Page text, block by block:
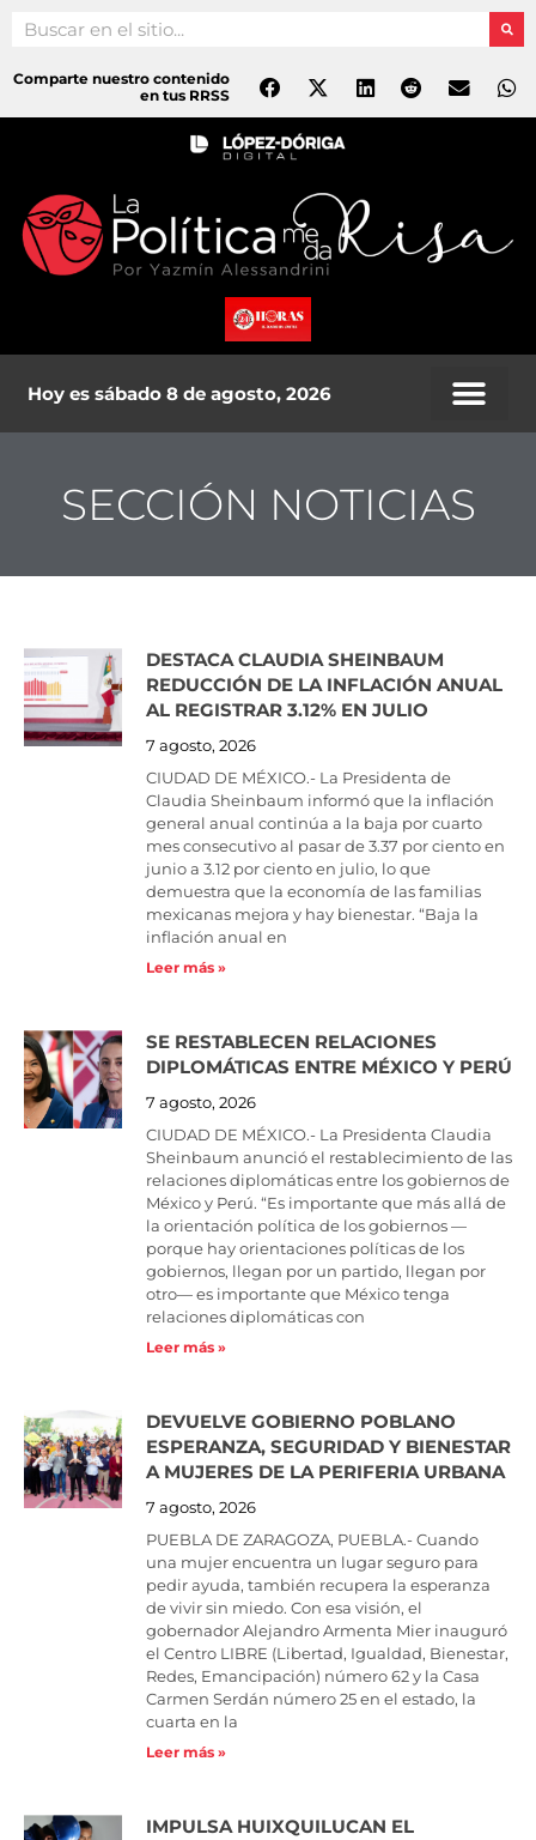
contenido
Search
Comparte nuestro contenido
en tus RRSS
Hoy es sábado 8 de agosto, 2026
SECCIÓN NOTICIAS
DESTACA CLAUDIA SHEINBAUM
REDUCCIÓN DE LA INFLACIÓN ANUAL
AL REGISTRAR 3.12% EN JULIO
7 agosto, 2026
CIUDAD DE MÉXICO.- La Presidenta de
Claudia Sheinbaum informó que la inflación
general anual continúa a la baja por cuarto
mes consecutivo al pasar de 3.37 por ciento en
junio a 3.12 por ciento en julio, lo que
demuestra que la economía de las familias
mexicanas mejora y hay bienestar. “Baja la
inflación anual en
Leer más »
SE RESTABLECEN RELACIONES
DIPLOMÁTICAS ENTRE MÉXICO Y PERÚ
7 agosto, 2026
CIUDAD DE MÉXICO.- La Presidenta Claudia
Sheinbaum anunció el restablecimiento de las
relaciones diplomáticas entre los gobiernos de
México y Perú. “Es importante que más allá de
la orientación política de los gobiernos —
porque hay orientaciones políticas de los
gobiernos, llegan por un partido, llegan por
otro— es importante que México tenga
relaciones diplomáticas con
Leer más »
DEVUELVE GOBIERNO POBLANO
ESPERANZA, SEGURIDAD Y BIENESTAR
A MUJERES DE LA PERIFERIA URBANA
7 agosto, 2026
PUEBLA DE ZARAGOZA, PUEBLA.- Cuando
una mujer encuentra un lugar seguro para
pedir ayuda, también recupera la esperanza
de vivir sin miedo. Con esa visión, el
gobernador Alejandro Armenta Mier inauguró
el Centro LIBRE (Libertad, Igualdad, Bienestar,
Redes, Emancipación) número 62 y la Casa
Carmen Serdán número 25 en el estado, la
cuarta en la
Leer más »
IMPULSA HUIXQUILUCAN EL
PagePagePagePagePagePagePagePagePage